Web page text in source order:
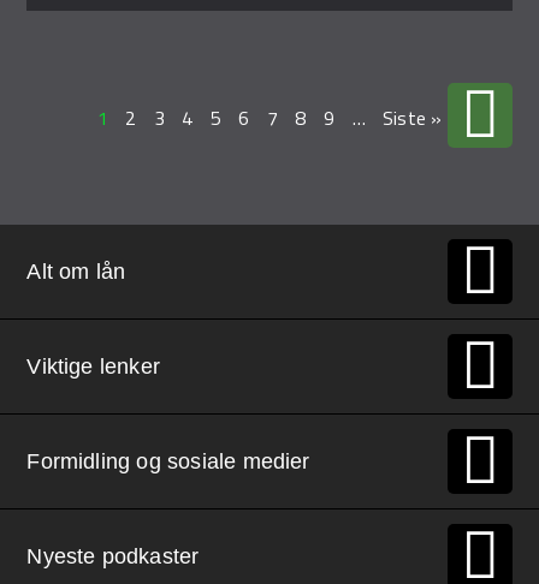
1 2 3 4 5 6 7 8 9 … Siste »
Alt om lån
Viktige lenker
Formidling og sosiale medier
Nyeste podkaster